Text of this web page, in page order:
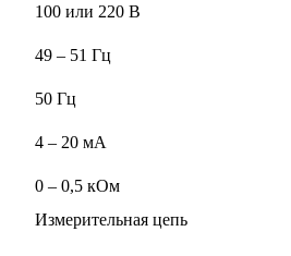
100 или 220 В
49 – 51 Гц
50 Гц
4 – 20 мА
0 – 0,5 кОм
Измерительная цепь